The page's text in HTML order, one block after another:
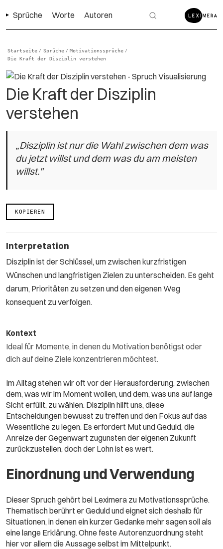
Sprüche Worte Autoren
Startseite / Sprüche / Motivationssprüche /
Die Kraft der Disziplin verstehen
Die Kraft der Disziplin
verstehen
„Disziplin ist nur die Wahl zwischen dem was
du jetzt willst und dem was du am meisten
willst."
KOPIEREN
Interpretation
Disziplin ist der Schlüssel, um zwischen kurzfristigen
Wünschen und langfristigen Zielen zu unterscheiden. Es geht
darum, Prioritäten zu setzen und den eigenen Weg
konsequent zu verfolgen.
Kontext
Ideal für Momente, in denen du Motivation benötigst oder
dich auf deine Ziele konzentrieren möchtest.
Im Alltag stehen wir oft vor der Herausforderung, zwischen
dem, was wir im Moment wollen, und dem, was uns auf lange
Sicht erfüllt, zu wählen. Disziplin hilft uns, diese
Entscheidungen bewusst zu treffen und den Fokus auf das
Wesentliche zu legen. Es erfordert Mut und Geduld, die
Anreize der Gegenwart zugunsten der eigenen Zukunft
zurückzustellen, doch der Lohn ist es wert.
Einordnung und Verwendung
Dieser Spruch gehört bei Leximera zu Motivationssprüche.
Thematisch berührt er Geduld und eignet sich deshalb für
Situationen, in denen ein kurzer Gedanke mehr sagen soll als
eine lange Erklärung. Ohne feste Autorenzuordnung steht
hier vor allem die Aussage selbst im Mittelpunkt.